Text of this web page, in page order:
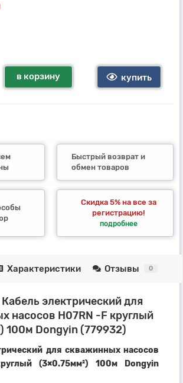
в корзину купить
Быстрый возврат и
обмен товаров
Скидка 5% на все за
регистрацию!
подробнее
Характеристики Отзывы 0
электрический для
насосов H07RN -F круглый
100м Dongyin (779932)
для скважинных насосов
(3×0.75мм²) 100м Dongyin